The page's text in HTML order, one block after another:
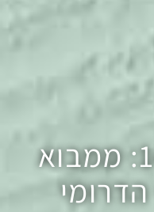
מקטע מספר 14: ממבוא